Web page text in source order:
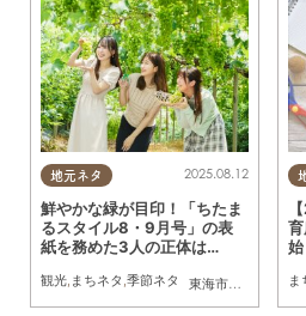
地元ネタ
東海市
, 大府市 知多
2025.08.12
鮮やかな緑が目印！「ちたま
るスタイル8・9月号」の表
紙を務めた3人の正体は…
観光, まちネタ ,季節ネタ ま